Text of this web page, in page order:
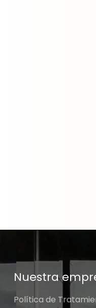
Nuestra
Política de